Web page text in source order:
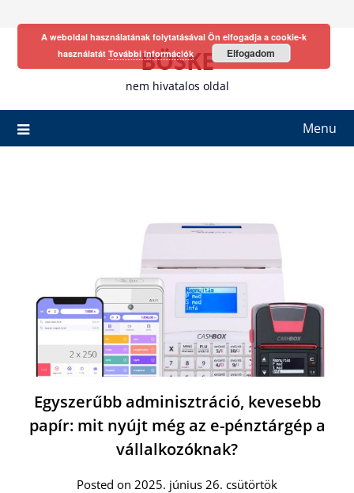
BÖSKE
nem hivatalos oldal
Menu
Egyszerűbb adminisztráció, kevesebb
papír: mit nyújt még az e-pénztárgép a
vállalkozóknak?
Posted on 2025. június 26. csütörtök
A weboldal használatának folytatásával Ön elfogadja a cookie-k
használatát További információk Elfogadom